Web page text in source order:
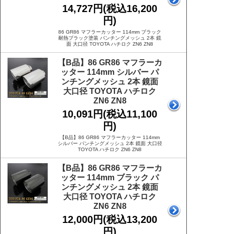
14,727円(税込16,200
円)
86 GR86 マフラーカッター 114mm ブラック
耐熱ブラック塗装 パンチングメッシュ 2本 鏡
面 大口径 TOYOTA ハチロク ZN6 ZN8
【B品】86 GR86 マフラーカ
ッター 114mm シルバー パ
ンチングメッシュ 2本 鏡面
大口径 TOYOTA ハチロク
ZN6 ZN8
10,091円(税込11,100
円)
【B品】86 GR86 マフラーカッター 114mm
シルバー パンチングメッシュ 2本 鏡面 大口径
TOYOTA ハチロク ZN6 ZN8
【B品】86 GR86 マフラーカ
ッター 114mm ブラック パ
ンチングメッシュ 2本 鏡面
大口径 TOYOTA ハチロク
ZN6 ZN8
12,000円(税込13,200
円)